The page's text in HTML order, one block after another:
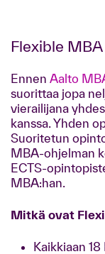
Flexible MBA
Ennen Aalto
suorittaa jopa
vierailijana
kanssa. Yhden
Suoritetun
MBA-ohjelman
ECTS-
MBA:han.
Mitkä ovat
Kaikkiaan